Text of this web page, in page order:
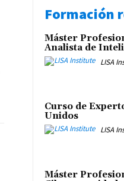
Formación
Máster
Analista de
LISA
Curso de
Unidos
LISA
Máster